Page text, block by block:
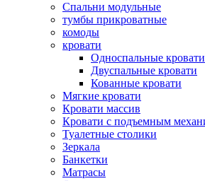
Спальни модульные
тумбы прикроватные
комоды
кровати
Односпальные кровати
Двуспальные кровати
Кованные кровати
Мягкие кровати
Кровати массив
Кровати с подъемным
Туалетные столики
Зеркала
Банкетки
Матрасы